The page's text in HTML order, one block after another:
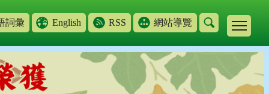
詞彙 English RSS 網站導覽